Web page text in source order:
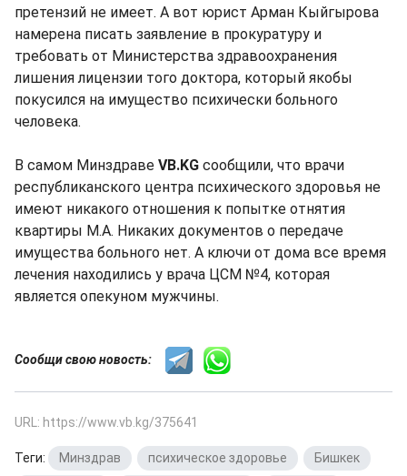
претензий не имеет. А вот юрист Арман Кыйгырова
намерена писать заявление в прокуратуру и
требовать от Министерства здравоохранения
лишения лицензии того доктора, который якобы
покусился на имущество психически больного
человека.
В самом Минздраве VB.KG сообщили, что врачи
республиканского центра психического здоровья не
имеют никакого отношения к попытке отнятия
квартиры М.А. Никаких документов о передаче
имущества больного нет. А ключи от дома все время
лечения находились у врача ЦСМ №4, которая
является опекуном мужчины.
Сообщи свою новость:
URL: https://www.vb.kg/375641
Теги: Минздрав психическое здоровье Бишкек